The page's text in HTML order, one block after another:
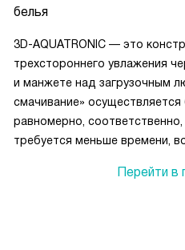
белья
3D-AQUATRONIC — это
трехстороннего увлажения
и манжете над загрузочным
смачивание»
равномерно,
требуется меньше времени,
Перейти в